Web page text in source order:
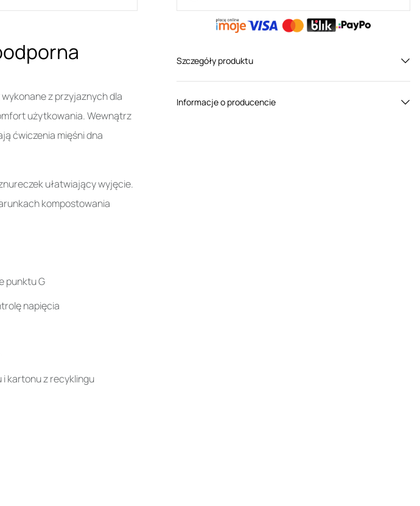
z przyjaznych dla
użytkowania. Wewnątrz
ćwiczenia mięśni dna
ułatwiający wyjęcie.
kompostowania
punktu G
napięcia
kartonu z recyklingu
Szczegóły produktu
Informacje o producencie